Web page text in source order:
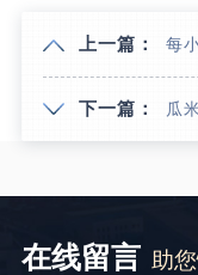
上一篇： 每
下一篇： 瓜
在线留言 助